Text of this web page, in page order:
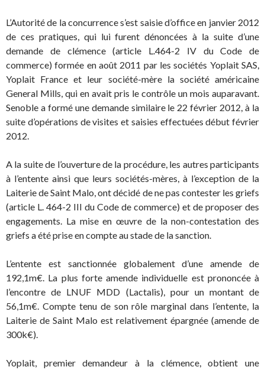
L’Autorité de la concurrence s’est saisie d’office en janvier 2012
de ces pratiques, qui lui furent dénoncées à la suite d’une
demande de clémence (article L.464-2 IV du Code de
commerce) formée en août 2011 par les sociétés Yoplait SAS,
Yoplait France et leur société-mère la société américaine
General Mills, qui en avait pris le contrôle un mois auparavant.
Senoble a formé une demande similaire le 22 février 2012, à la
suite d’opérations de visites et saisies effectuées début février
2012.
A la suite de l’ouverture de la procédure, les autres participants
à l’entente ainsi que leurs sociétés-mères, à l’exception de la
Laiterie de Saint Malo, ont décidé de ne pas contester les griefs
(article L. 464-2 III du Code de commerce) et de proposer des
engagements. La mise en œuvre de la non-contestation des
griefs a été prise en compte au stade de la sanction.
L’entente est sanctionnée globalement d’une amende de
192,1m€. La plus forte amende individuelle est prononcée à
l’encontre de LNUF MDD (Lactalis), pour un montant de
56,1m€. Compte tenu de son rôle marginal dans l’entente, la
Laiterie de Saint Malo est relativement épargnée (amende de
300k€).
Yoplait, premier demandeur à la clémence, obtient une